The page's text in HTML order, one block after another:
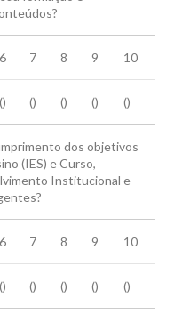
6 7 8 9 10
() () () () ()
dos objetivos
(IES) e Curso,
Institucional e
6 7 8 9 10
() () () () ()